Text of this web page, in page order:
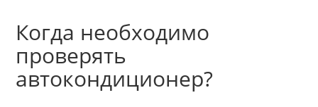
Когда необходимо
проверять
автокондиционер?